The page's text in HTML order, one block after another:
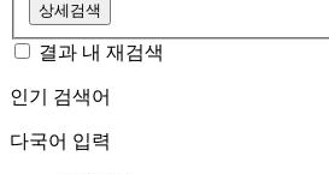
상세검색
결과 내 재검색
인기 검색어
다국어 입력